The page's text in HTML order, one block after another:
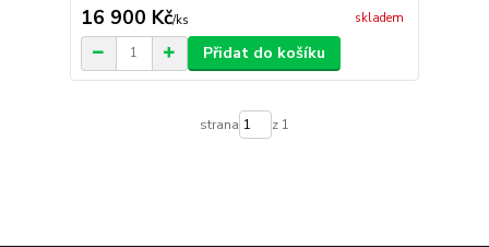
16 900 Kč/ks skladem
Přidat do košíku
strana z 1